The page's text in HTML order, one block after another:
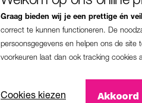
Graag bieden wij je een prettige én
correct te kunnen functioneren. De
persoonsgegevens en helpen ons de site
voorkeuren laat dan ook tracking cookies
Cookies kiezen Akkoord